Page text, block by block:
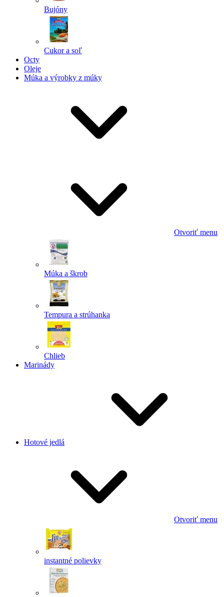
Bujóny
Cukor a soľ
Octy
Oleje
Múka a výrobky z múky
Otvoriť menu
Múka a škrob
Tempura a strúhanka
Chlieb
Marinády
Hotové jedlá
Otvoriť menu
instantné polievky
Powered by chaterimo